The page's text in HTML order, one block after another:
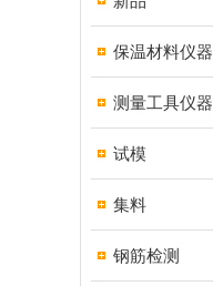
保温材料仪器
测量工具仪器
试模
集料
钢筋检测